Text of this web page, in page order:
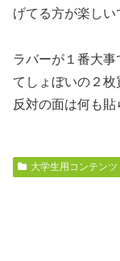
げてる方が楽しい
ラバーが１番大
てしょぼいの２枚
反対の面は何も貼
大学生用コンテンツ